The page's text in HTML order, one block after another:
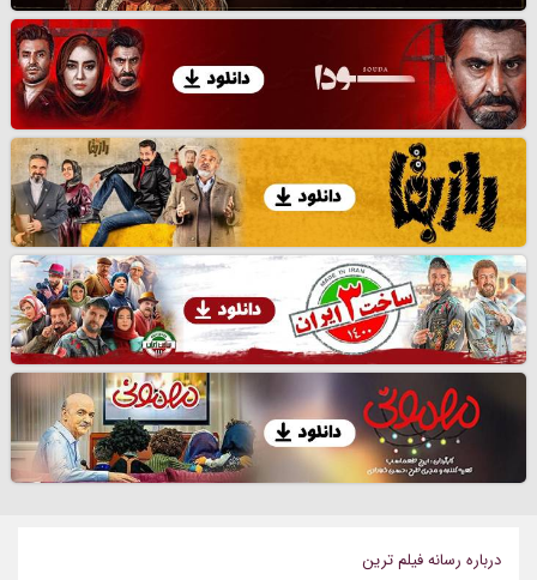
درباره رسانه فيلم ترين